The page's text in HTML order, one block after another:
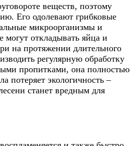
веществ, поэтому
Его одолевают грибковые
микроорганизмы и
могут откладывать яйца и
на протяжении длительного
регулярную обработку
пропитками, она полностью
потеряет экологичность –
станет вредным для